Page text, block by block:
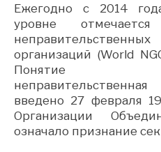
Ежегодно с 2014
уровне
организаций (World
Понятие
введено 27 февраля
Организации
означало признание